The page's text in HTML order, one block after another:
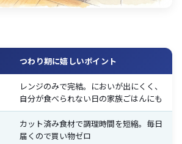
つわり期に嬉しいポイント
レンジのみで完結。においが出にくく、
自分が食べられない日の家族ごはんにも
カット済み食材で調理時間を短縮。毎日
届くので買い物ゼロ